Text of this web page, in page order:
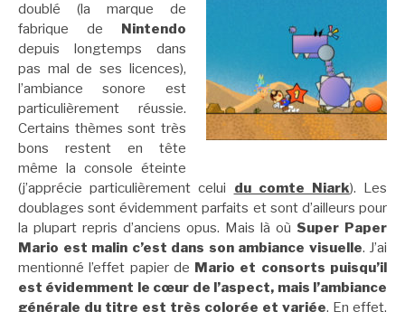
doublé (la marque de
fabrique de
Nintendo
depuis longtemps dans
pas mal de ses licences),
l’ambiance sonore est
particulièrement réussie.
Certains thèmes sont très
bons restent en tête
même la console éteinte
(j’apprécie particulièrement celui du comte Niark). Les
doublages sont évidemment parfaits et sont d’ailleurs pour
la plupart repris d’anciens opus. Mais là où Super Paper
Mario est malin c’est dans son ambiance visuelle. J’ai
mentionné l’effet papier de Mario et consorts puisqu’il
est évidemment le cœur de l’aspect, mais l’ambiance
générale du titre est très colorée et variée. En effet,